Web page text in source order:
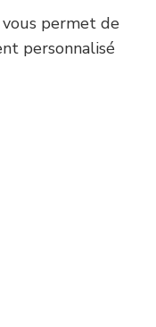
vous permet de
personnalisé